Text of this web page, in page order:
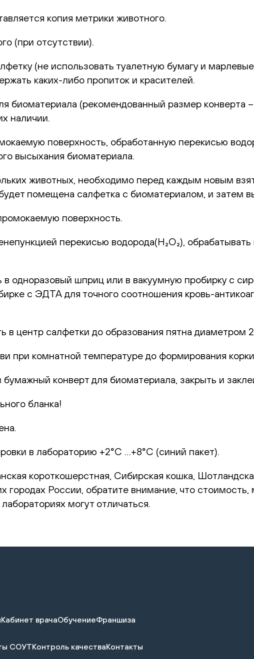
копия метрики животного.
(при отсутствии).
(не использовать туалетную бумагу и
каких-либо пропиток и красителей.
(рекомендованный размер конверта –
наличии.
поверхность, обработанную перекисью
высыхания биоматериала.
животных, необходимо перед каждым новым
помещена салфетка с биоматериалом, и затем
поверхность.
перекисью водорода(H₂O₂),
одноразовый шприц или в вакуумную пробирку с
с ЭДТА для точного соотношения кровь-
центр салфетки до образования пятна диаметром
при комнатной температуре до формирования корки
конверт для биоматериала, закрыть и
бланка!
в лабораторию +2°С …+8°С (синий пакет).
короткошерстная, Сибирская кошка,
городах России, обратите внимание, что
могут отличаться.
Кабинет врачаОбучениеФраншиза
СОУТКонтроль качестваКонтакты